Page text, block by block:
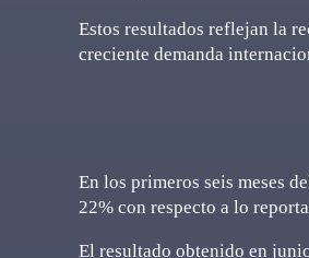
Estos resultados reflejan la
creciente demanda
En los primeros seis meses
22% con respecto a lo
El resultado obtenido en